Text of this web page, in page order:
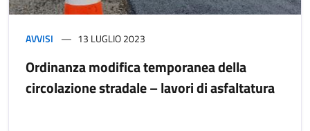
AVVISI 13 LUGLIO 2023
Ordinanza modifica temporanea della
circolazione stradale – lavori di asfaltatura